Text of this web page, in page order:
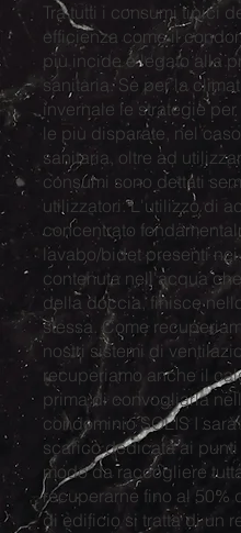
Tra tutti i consumi tipici
efficienza come il
più incide è legato alla
sanitaria. Se per la
invernale le strategie
le più disparate, nel
sanitaria, oltre ad
consumi sono dettati
utilizzatori. L'utilizzo di
concentrato
lavabo/bidet presenti
contenuta nell'acqua
della doccia, finisce
stessa. Come
nostri sistemi di
recuperiamo anche il
prima di convogliarla
condominio SOLIS I
scarico dedicata ai
modo da raccogliere
recuperarne fino al 50%
di edificio si tratta di un